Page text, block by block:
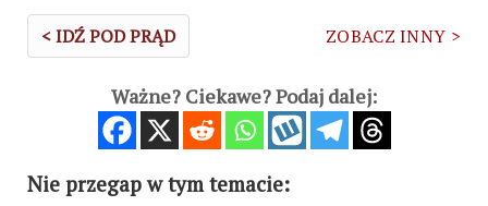
< IDŹ POD PRĄD ZOBACZ INNY >
Ważne? Ciekawe? Podaj dalej:
Nie przegap w tym temacie: